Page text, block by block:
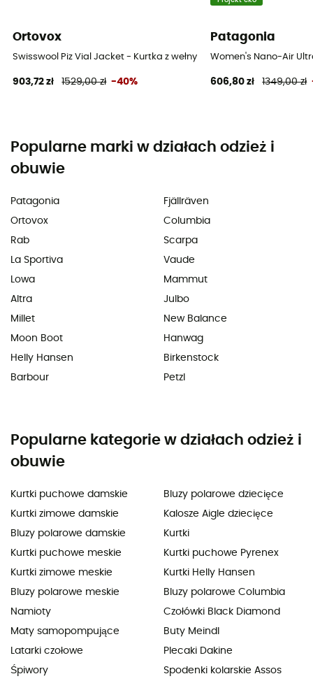
Ortovox
Swisswool Piz Vial Jacket - Kurtka z wełny Merino® damska
903,72 zł 1529,00 zł -40%
Patagonia
Women's Nano-Air
606,80 zł 1349,00 zł
Popularne marki w działach odzież i
obuwie
Patagonia
Ortovox
Rab
La Sportiva
Lowa
Altra
Millet
Moon Boot
Helly Hansen
Barbour
Fjällräven
Columbia
Scarpa
Vaude
Mammut
Julbo
New Balance
Hanwag
Birkenstock
Petzl
Popularne kategorie w działach odzież i
obuwie
Kurtki puchowe damskie
Kurtki zimowe damskie
Bluzy polarowe damskie
Kurtki puchowe meskie
Kurtki zimowe meskie
Bluzy polarowe meskie
Namioty
Maty samopompujące
Latarki czołowe
Śpiwory
Bluzy polarowe dziecięce
Kalosze Aigle dziecięce
Kurtki
Kurtki puchowe Pyrenex
Kurtki Helly Hansen
Bluzy polarowe Columbia
Czołówki Black Diamond
Buty Meindl
Plecaki Dakine
Spodenki kolarskie Assos